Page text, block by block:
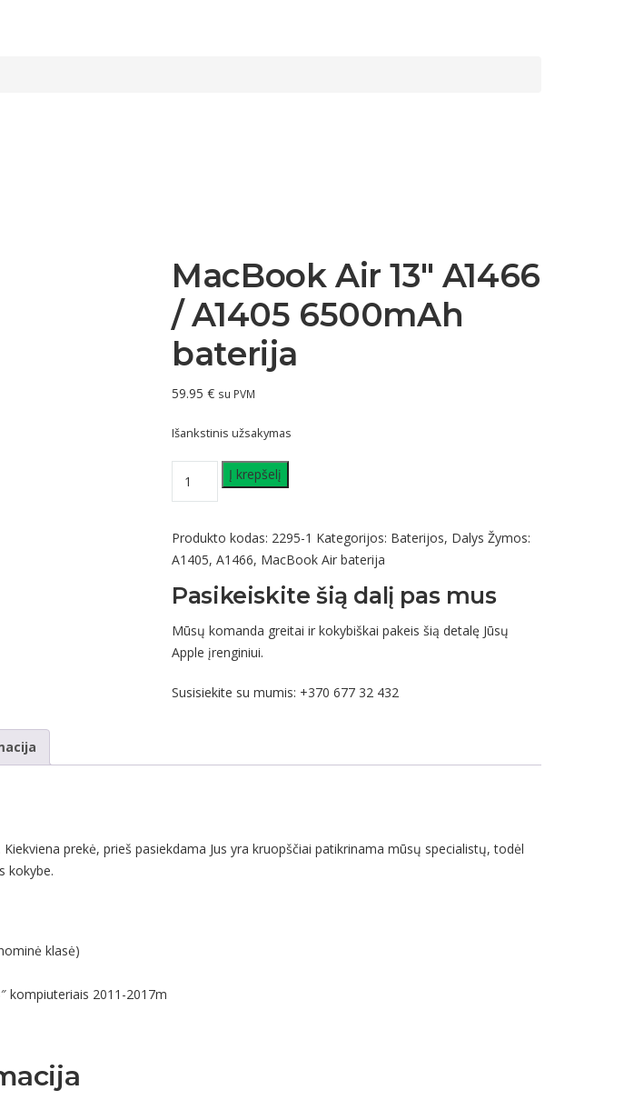
MacBook Air 13″ A1466
/ A1405 6500mAh
baterija
59.95€ su PVM
Išankstinis užsakymas
Air
13"
/
A1405
6500mAh
Į krepšelį
Produkto kodas: 2295-1 Kategorijos: Baterijos, Dalys Žymos:
A1405,A1466, MacBook Air baterija
Pasikeiskite šią dalį pas mus
Mūsų komanda greitai ir kokybiškai pakeis šią detalę Jūsų
Apple įrenginiui.
Susisiekite su mumis: +370 677 32 432
prekė, prieš pasiekdama Jus yra kruopščiai patikrinama mūsų specialistų, todėl
kokybe.
klasė)
kompiuteriais 2011-2017m